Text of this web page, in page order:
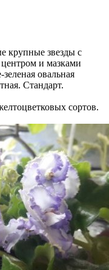
крупные звезды с
и мазками
овальная
Стандарт.
сортов.